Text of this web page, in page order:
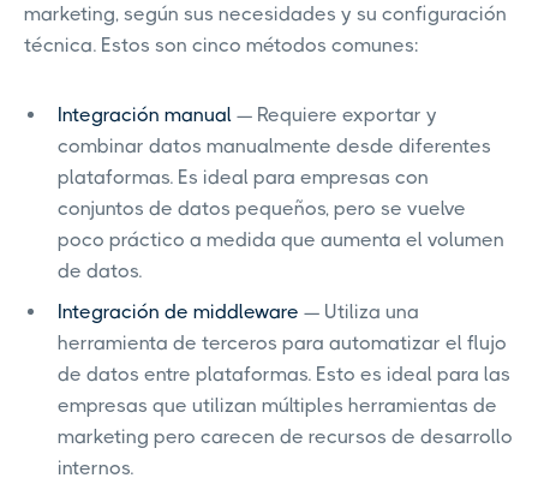
marketing, según sus necesidades y su configuración
técnica. Estos son cinco métodos comunes:
Integración manual — Requiere exportar y
combinar datos manualmente desde diferentes
plataformas. Es ideal para empresas con
conjuntos de datos pequeños, pero se vuelve
poco práctico a medida que aumenta el volumen
de datos.
Integración de middleware — Utiliza una
herramienta de terceros para automatizar el flujo
de datos entre plataformas. Esto es ideal para las
empresas que utilizan múltiples herramientas de
marketing pero carecen de recursos de desarrollo
internos.